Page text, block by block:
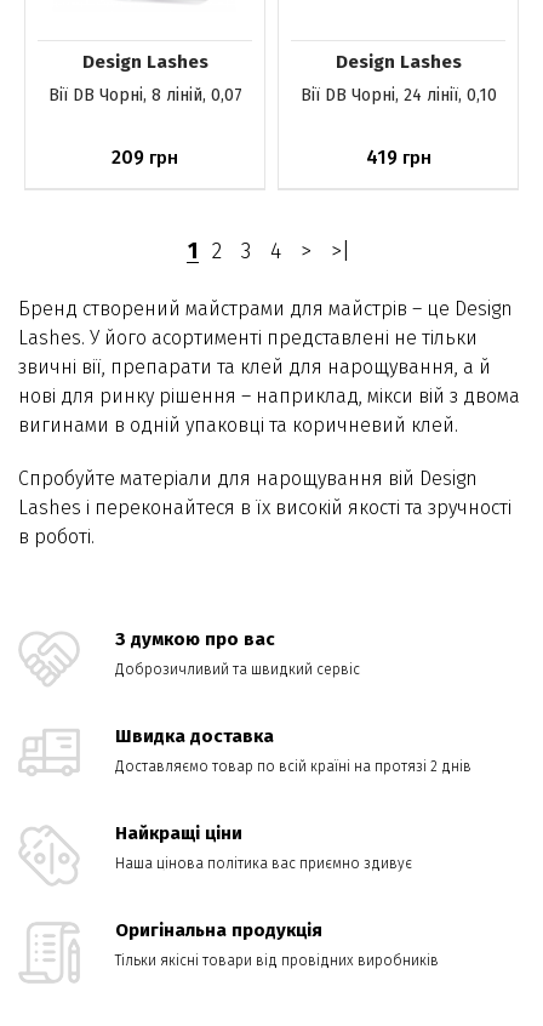
Design Lashes
Вії DB Чорні, 8 ліній, 0,07
209 грн
Design Lashes
Вії DB Чорні, 24 лінії, 0,10
419грн
1 2 3 4 > >|
Бренд створений майстрами для майстрів – це Design
Lashes. У його асортименті представлені не тільки
звичні вії, препарати та клей для нарощування, а й
нові для ринку рішення – наприклад, мікси вій з двома
вигинами в одній упаковці та коричневий клей.
Спробуйте матеріали для нарощування вій Design
Lashes і переконайтеся в їх високій якості та зручності
в роботі.
З думкою про вас
Доброзичливий та швидкий сервіс
Швидка доставка
Доставляємо товар по всій країні на протязі 2 днів
Найкращі ціни
Наша цінова політика вас приємно здивує
Оригінальна продукція
Тільки якісні товари від провідних виробників